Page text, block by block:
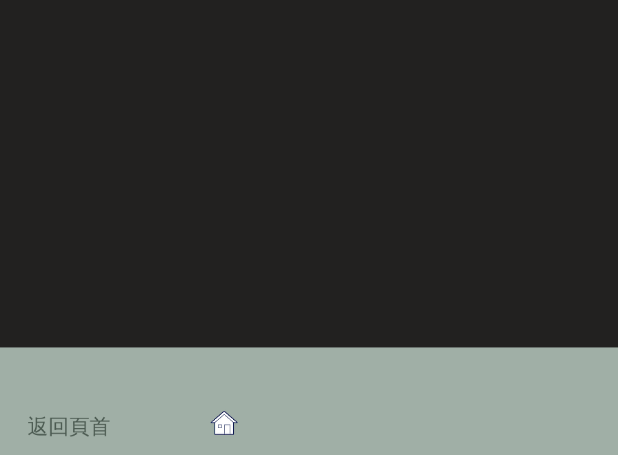
​返回頁首